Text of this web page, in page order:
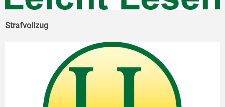
Strafvollzug